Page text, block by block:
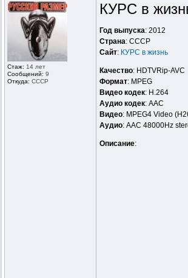
Стаж: 14 лет
Сообщений: 9
Откуда: СССР
КУРС в
Год выпуска: 2012
Страна: СССР
Сайт: КУРС в жизнь
Качество: HDTVRip-AVC
Формат: MPEG
Видео кодек: H.264
Аудио кодек: AАC
Видео: MPEG4 Video
Аудио: AAC 48000Hz
Описание: